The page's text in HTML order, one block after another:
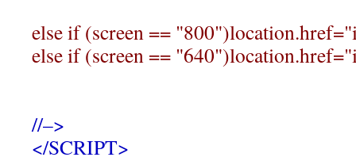
else if (screen ==
else if (screen ==
//–>
</SCRIPT>